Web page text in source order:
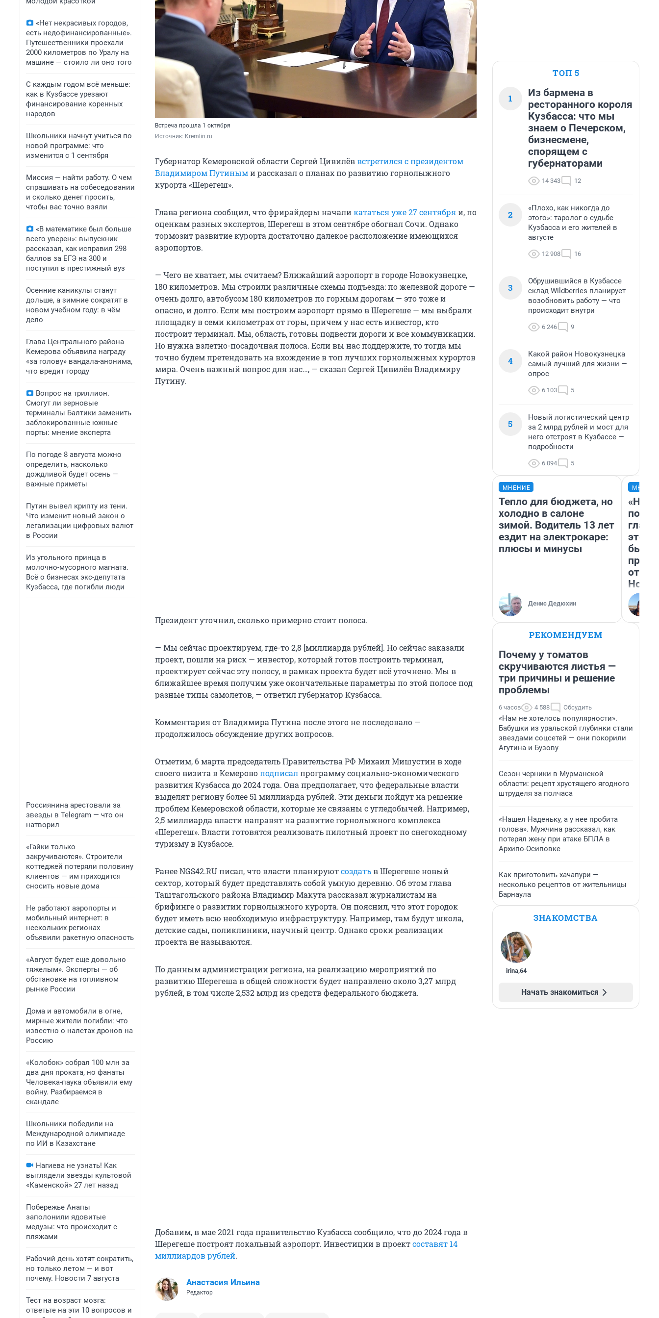
«Нет некрасивых городов,
есть недофинансированные».
Путешественники проехали
2000 километров по Уралу на
машине — стоило ли оно того
С каждым годом всё меньше:
как в Кузбассе урезают
финансирование коренных
народов
Школьники начнут учиться по
новой программе: что
изменится с 1 сентября
Миссия — найти работу. О чем
спрашивать на собеседовании
и сколько денег просить,
чтобы вас точно взяли
«В математике был больше
всего уверен»: выпускник
рассказал, как исправил 298
баллов за ЕГЭ на 300 и
поступил в престижный вуз
Осенние каникулы станут
дольше, а зимние сократят в
новом учебном году: в чём
дело
Глава Центрального района
Кемерова объявила награду
«за голову» вандала-анонима,
что вредит городу
Вопрос на триллион.
Смогут ли зерновые
терминалы Балтики заменить
заблокированные южные
порты: мнение эксперта
По погоде 8 августа можно
определить, насколько
дождливой будет осень —
важные приметы
Путин вывел крипту из тени.
Что изменит новый закон о
легализации цифровых валют
в России
Из угольного принца в
молочно-мусорного магната.
Всё о бизнесах экс-депутата
Кузбасса, где погибли люди
Россиянина арестовали за
звезды в Telegram — что он
натворил
«Гайки только
закручиваются». Строители
коттеджей потеряли половину
клиентов — им приходится
сносить новые дома
Не работают аэропорты и
мобильный интернет: в
нескольких регионах
объявили ракетную опасность
«Август будет еще довольно
тяжелым». Эксперты — об
обстановке на топливном
рынке России
Дома и автомобили в огне,
мирные жители погибли: что
известно о налетах дронов на
Россию
«Колобок» собрал 100 млн за
два дня проката, но фанаты
Человека-паука объявили ему
войну. Разбираемся в
скандале
Школьники победили на
Международной олимпиаде
по ИИ в Казахстане
Нагиева не узнать! Как
выглядели звезды культовой
«Каменской» 27 лет назад
Побережье Анапы
заполонили ядовитые
медузы: что происходит с
пляжами
Рабочий день хотят сократить,
но только летом — и вот
почему. Новости 7 августа
Тест на возраст мозга:
ответьте на эти 10 вопросов и
Встреча прошла 1 октября
Источник: Kremlin.ru
Губернатор Кемеровской области Сергей Цивилёввстретился с президентом
Владимиром Путиными рассказал о планах по развитию горнолыжного
курорта «Шерегеш».
Глава региона сообщил, что фрирайдеры началикататься уже 27 сентябряи, по
оценкам разных экспертов, Шерегеш в этом сентябре обогнал Сочи. Однако
тормозит развитие курорта достаточно далекое расположение имеющихся
аэропортов.
— Чего не хватает, мы считаем? Ближайший аэропорт в городе Новокузнецке,
180 километров. Мы строили различные схемы подъезда: по железной дороге —
очень долго, автобусом 180 километров по горным дорогам — это тоже и
опасно, и долго. Если мы построим аэропорт прямо в Шерегеше — мы выбрали
площадку в семи километрах от горы, причем у нас есть инвестор, кто
построит терминал. Мы, область, готовы подвести дороги и все коммуникации.
Но нужна взлетно-посадочная полоса. Если вы нас поддержите, то тогда мы
точно будем претендовать на вхождение в топ лучших горнолыжных курортов
мира. Очень важный вопрос для нас…, — сказал Сергей Цивилёв Владимиру
Путину.
Президент уточнил, сколько примерно стоит полоса.
— Мы сейчас проектируем, где-то 2,8 [миллиарда рублей]. Но сейчас заказали
проект, пошли на риск — инвестор, который готов построить терминал,
проектирует сейчас эту полосу, в рамках проекта будет всё уточнено. Мы в
ближайшее время получим уже окончательные параметры по этой полосе под
разные типы самолетов, — ответил губернатор Кузбасса.
Комментария от Владимира Путина после этого не последовало —
продолжилось обсуждение других вопросов.
Отметим, 6 марта председатель Правительства РФ Михаил Мишустин в ходе
своего визита в Кемеровоподписалпрограмму социально-экономического
развития Кузбасса до 2024 года. Она предполагает, что федеральные власти
выделят региону более 51 миллиарда рублей. Эти деньги пойдут на решение
проблем Кемеровской области, которые не связаны с угледобычей. Например,
2,5 миллиарда власти направят на развитие горнолыжного комплекса
«Шерегеш». Власти готовятся реализовать пилотный проект по снегоходному
туризму в Кузбассе.
Ранее NGS42.RU писал, что власти планируютсоздатьв Шерегеше новый
сектор, который будет представлять собой умную деревню. Об этом глава
Таштагольского района Владимир Макута рассказал журналистам на
брифинге о развитии горнолыжного курорта. Он пояснил, что этот городок
будет иметь всю необходимую инфраструктуру. Например, там будут школа,
детские сады, поликлиники, научный центр. Однако сроки реализации
проекта не называются.
По данным администрации региона, на реализацию мероприятий по
развитию Шерегеша в общей сложности будет направлено около 3,27 млрд
рублей, в том числе 2,532 млрд из средств федерального бюджета.
Добавим, в мае 2021 года правительство Кузбасса сообщило, что до 2024 года в
Шерегеше построят локальный аэропорт. Инвестиции в проектсоставят 14
миллиардов рублей.
Анастасия Ильина
Редактор
ТОП 5
1
Из бармена в
ресторанного короля
Кузбасса: что мы
знаем о Печерском,
бизнесмене,
спорящем с
губернаторами
14 343 12
2
«Плохо, как никогда до
этого»: таролог о судьбе
Кузбасса и его жителей в
августе
12 908 16
3
Обрушившийся в Кузбассе
склад Wildberries планирует
возобновить работу — что
происходит внутри
6 246 9
4
Какой район Новокузнецка
самый лучший для жизни —
опрос
6 103 5
5
Новый логистический центр
за 2 млрд рублей и мост для
него отстроят в Кузбассе —
подробности
6 094 5
МНЕНИЕ
Тепло для бюджета, но
холодно в салоне
зимой. Водитель 13 лет
ездит на электрокаре:
плюсы и минусы
Денис Дедюхин
этого
бьет
РЕКОМЕНДУЕМ
Почему у томатов
скручиваются листья —
три причины и решение
проблемы
6 часов 4 588 Обсудить
«Нам не хотелось популярности».
Бабушки из уральской глубинки стали
звездами соцсетей — они покорили
Агутина и Бузову
Сезон черники в Мурманской
области: рецепт хрустящего ягодного
штруделя за полчаса
«Нашел Наденьку, а у нее пробита
голова». Мужчина рассказал, как
потерял жену при атаке БПЛА в
Архипо-Осиповке
Как приготовить хачапури —
несколько рецептов от жительницы
Барнаула
ЗНАКОМСТВА
irina,64
Начать знакомиться